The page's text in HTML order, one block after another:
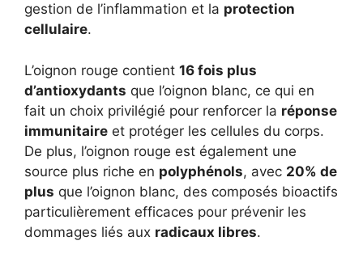
gestion de l’inflammation et la protection
cellulaire.
L’oignon rouge contient 16 fois plus
d’antioxydants que l’oignon blanc, ce qui en
fait un choix privilégié pour renforcer la réponse
immunitaire et protéger les cellules du corps.
De plus, l’oignon rouge est également une
source plus riche en polyphénols, avec 20% de
plus que l’oignon blanc, des composés bioactifs
particulièrement efficaces pour prévenir les
dommages liés aux radicaux libres.